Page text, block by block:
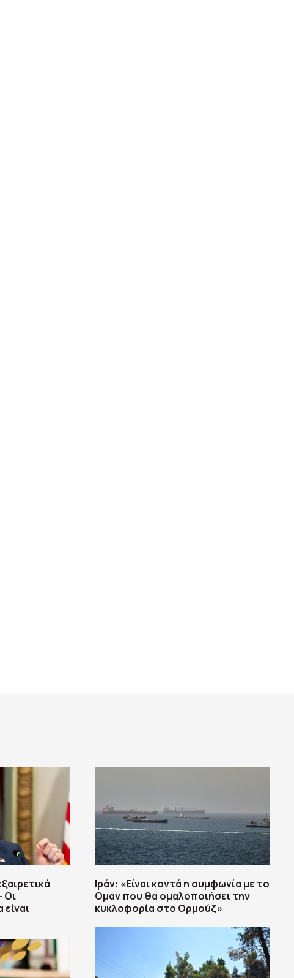
Οι
Ιράν: «Είναι κοντά η συμφωνία με το
Ομάν που θα ομαλοποιήσει την
κυκλοφορία στο Ορμούζ»